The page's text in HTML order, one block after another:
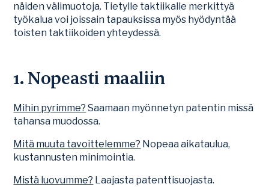
näiden välimuotoja. Tietylle taktiikalle merkittyä
työkalua voi joissain tapauksissa myös hyödyntää
toisten taktiikoiden yhteydessä.
1. Nopeasti maaliin
Mihin pyrimme? Saamaan myönnetyn patentin missä
tahansa muodossa.
Mitä muuta tavoittelemme? Nopeaa aikataulua,
kustannusten minimointia.
Mistä luovumme? Laajasta patenttisuojasta.